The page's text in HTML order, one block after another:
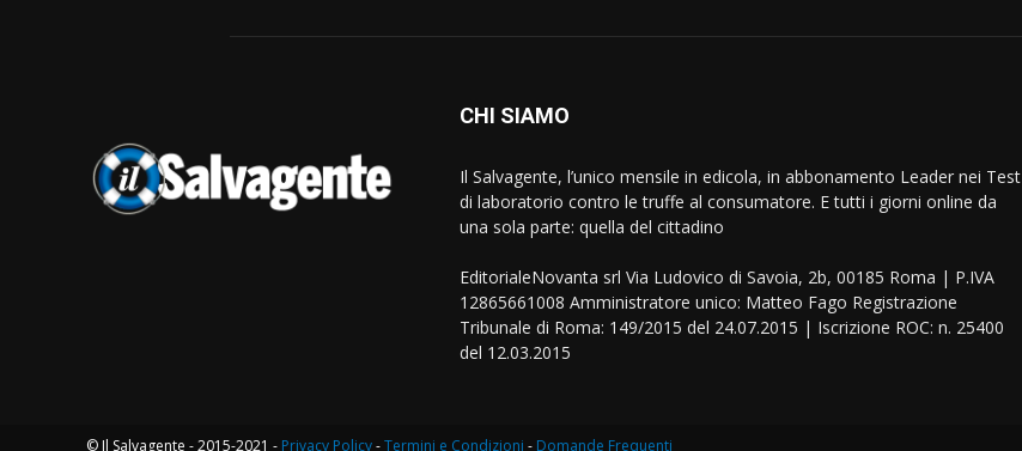
CHI SIAMO
Il Salvagente, l’unico mensile in edicola, in abbonamento Leader nei Test
di laboratorio contro le truffe al consumatore. E tutti i giorni online da
una sola parte: quella del cittadino
EditorialeNovanta srl Via Ludovico di Savoia, 2b, 00185 Roma | P.IVA
12865661008 Amministratore unico: Matteo Fago Registrazione
Tribunale di Roma: 149/2015 del 24.07.2015 | Iscrizione ROC: n. 25400
del 12.03.2015
© Il Salvagente - 2015-2021 - Privacy Policy-Termini e Condizioni - Domande Frequenti